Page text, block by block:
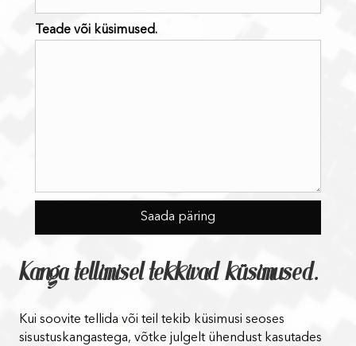
Teade või küsimused.
Kanga tellimisel tekkivad küsimused.
Kui soovite tellida või teil tekib küsimusi seoses
sisustuskangastega, võtke julgelt ühendust kasutades